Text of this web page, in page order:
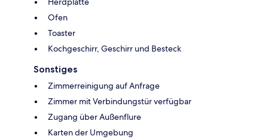
Ofen
Toaster
Kochgeschirr, Geschirr und Besteck
Sonstiges
Zimmerreinigung auf Anfrage
Zimmer mit Verbindungstür verfügbar
Zugang über Außenflure
Karten der Umgebung